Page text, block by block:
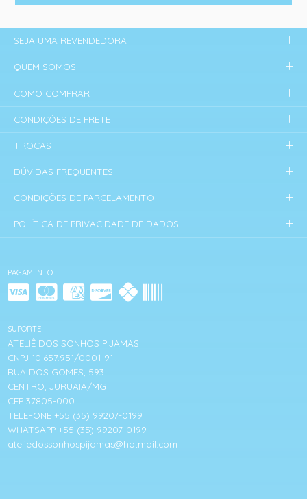
PAGAMENTO
SUPORTE
ATELIÊ DOS SONHOS PIJAMAS
CNPJ 10.657.951/0001-91
RUA DOS GOMES, 593
CENTRO, JURUAIA/MG
CEP 37805-000
TELEFONE +55 (35) 99207-0199
WHATSAPP +55 (35) 99207-0199
ateliedossonhospijamas@hotmail.com
SEJA UMA REVENDEDORA
QUEM SOMOS
COMO COMPRAR
CONDIÇÕES DE FRETE
TROCAS
DÚVIDAS FREQUENTES
CONDIÇÕES DE PARCELAMENTO
POLÍTICA DE PRIVACIDADE DE DADOS